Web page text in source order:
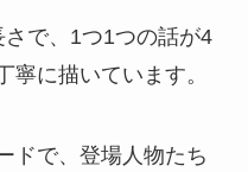
で、1つ1つの話が4
寧に描いています。
ドで、登場人物たち